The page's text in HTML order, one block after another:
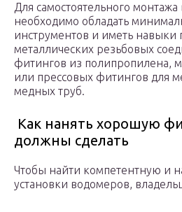
Для самостоятельного
необходимо обладать
инструментов и иметь навыки
металлических резьбовых
фитингов из полипропилена,
или прессовых фитингов для
медных труб.
Как нанять хорошую
должны сделать
Чтобы найти компетентную и
установки водомеров,